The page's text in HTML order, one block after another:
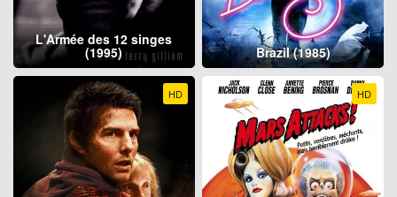
L'Armée des 12 singes
(1995) Brazil (1985)
HD HD